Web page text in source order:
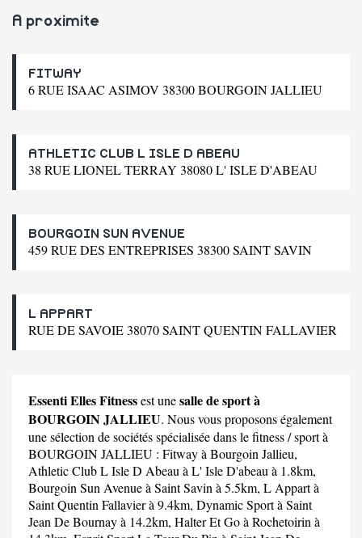
A proximite
FITWAY
6 RUE ISAAC ASIMOV 38300 BOURGOIN JALLIEU
ATHLETIC CLUB L ISLE D ABEAU
38 RUE LIONEL TERRAY 38080 L' ISLE D'ABEAU
BOURGOIN SUN AVENUE
459 RUE DES ENTREPRISES 38300 SAINT SAVIN
L APPART
RUE DE SAVOIE 38070 SAINT QUENTIN FALLAVIER
Essenti Elles Fitnessest unesalle de sport à
BOURGOIN JALLIEU. Nous vous proposons également
une sélection de sociétés spécialisée dans le fitness / sport à
BOURGOIN JALLIEU : Fitwayà Bourgoin Jallieu,
Athletic Club L Isle D Abeau à L' Isle D'abeau à 1.8km,
Bourgoin Sun Avenueà Saint Savin à 5.5km, L Appartà
Saint Quentin Fallavier à 9.4km, Dynamic Sportà Saint
Jean De Bournay à 14.2km, Halter Et Goà Rochetoirin à